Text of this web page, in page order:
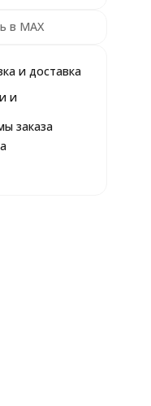
в MAX
и доставка
и
заказа